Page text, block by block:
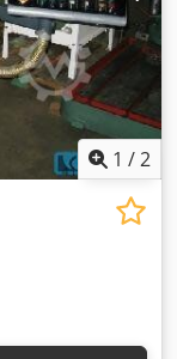
móvil,
bandeja
máquina está
1 /2